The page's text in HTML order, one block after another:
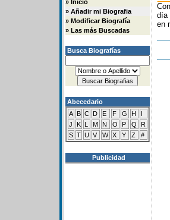
» Inicio
» Añadir mi Biografia
» Modificar Biografía
» Las más Buscadas
Busca Biografías
Abecedario
A B C D E F G H
I
J
K L M N O P Q
R
S T U V W X Y Z #
Publicidad
día
en